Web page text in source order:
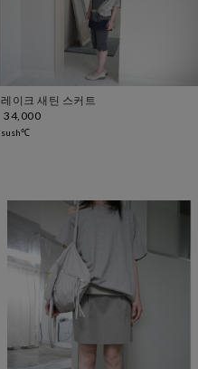
레이크 새틴 스커트
34,000
sush℃